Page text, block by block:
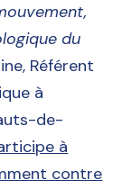
du
Référent
à
de-
à
contre